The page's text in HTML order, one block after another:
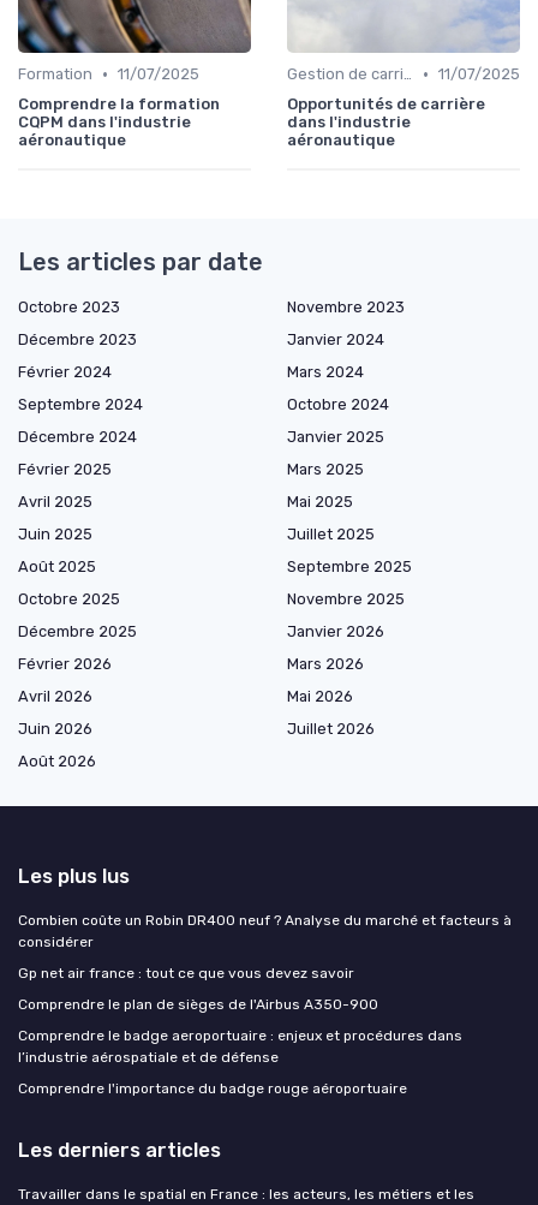
Formation • 11/07/2025
Comprendre la formation
CQPM dans l'industrie
aéronautique
Gestion de carrière • 11/07/2025
Opportunités de carrière
dans l'industrie
aéronautique
Les articles par date
Octobre 2023
Novembre 2023
Décembre 2023
Janvier 2024
Février 2024
Mars 2024
Septembre 2024
Octobre 2024
Décembre 2024
Janvier 2025
Février 2025
Mars 2025
Avril 2025
Mai 2025
Juin 2025
Juillet 2025
Août 2025
Septembre 2025
Octobre 2025
Novembre 2025
Décembre 2025
Janvier 2026
Février 2026
Mars 2026
Avril 2026
Mai 2026
Juin 2026
Juillet 2026
Août 2026
Les plus lus
Combien coûte un Robin DR400 neuf ? Analyse du marché et facteurs à
considérer
Gp net air france : tout ce que vous devez savoir
Comprendre le plan de sièges de l'Airbus A350-900
Comprendre le badge aeroportuaire : enjeux et procédures dans
l’industrie aérospatiale et de défense
Comprendre l'importance du badge rouge aéroportuaire
Les derniers articles
Travailler dans le spatial en France : les acteurs, les métiers et les